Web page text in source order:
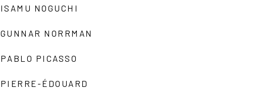
ISAMU NOGUCHI
GUNNAR NORRMAN
PABLO PICASSO
PIERRE-ÉDOUARD